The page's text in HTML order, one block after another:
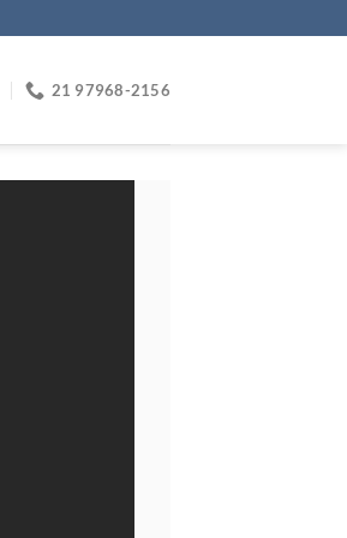
21 97968-2156